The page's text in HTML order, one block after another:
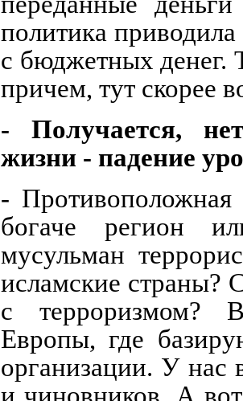
политика
с бюджетных денег.
причем, тут скорее
- Получается,
жизни - падение
-
богаче регион
мусульман
исламские страны?
с терроризмом?
Европы, где
организации. У нас
и чиновников. А